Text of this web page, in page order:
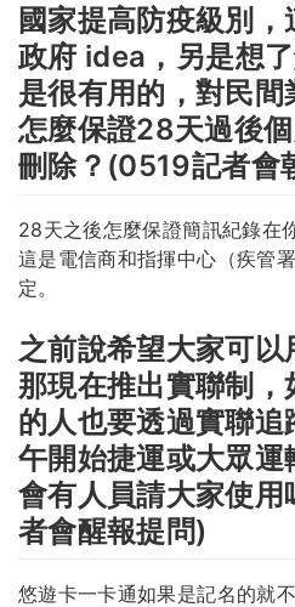
國家提高防疫級別
政府 idea，另是想
是很有用的，對民間
怎麼保證28天過後
刪除？(0519記者會
28天之後怎麼保證簡訊紀錄在
這是電信商和指揮中心（疾管
定。
之前說希望大家可以
那現在推出實聯制，
的人也要透過實聯追
午開始捷運或大眾運
會有人員請大家使
者會醒報提問)
悠遊卡一卡通如果是記名的就